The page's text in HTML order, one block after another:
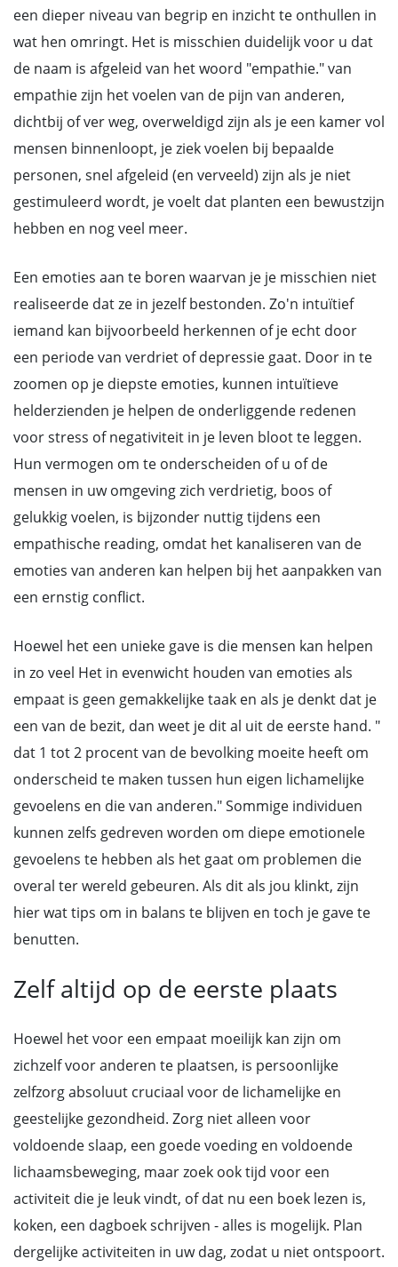
een dieper niveau van begrip en inzicht te onthullen in
wat hen omringt. Het is misschien duidelijk voor u dat
de naam is afgeleid van het woord "empathie." van
empathie zijn het voelen van de pijn van anderen,
dichtbij of ver weg, overweldigd zijn als je een kamer vol
mensen binnenloopt, je ziek voelen bij bepaalde
personen, snel afgeleid (en verveeld) zijn als je niet
gestimuleerd wordt, je voelt dat planten een bewustzijn
hebben en nog veel meer.
Een emoties aan te boren waarvan je je misschien niet
realiseerde dat ze in jezelf bestonden. Zo'n intuïtief
iemand kan bijvoorbeeld herkennen of je echt door
een periode van verdriet of depressie gaat. Door in te
zoomen op je diepste emoties, kunnen intuïtieve
helderzienden je helpen de onderliggende redenen
voor stress of negativiteit in je leven bloot te leggen.
Hun vermogen om te onderscheiden of u of de
mensen in uw omgeving zich verdrietig, boos of
gelukkig voelen, is bijzonder nuttig tijdens een
empathische reading, omdat het kanaliseren van de
emoties van anderen kan helpen bij het aanpakken van
een ernstig conflict.
Hoewel het een unieke gave is die mensen kan helpen
in zo veel Het in evenwicht houden van emoties als
empaat is geen gemakkelijke taak en als je denkt dat je
een van de bezit, dan weet je dit al uit de eerste hand. "
dat 1 tot 2 procent van de bevolking moeite heeft om
onderscheid te maken tussen hun eigen lichamelijke
gevoelens en die van anderen." Sommige individuen
kunnen zelfs gedreven worden om diepe emotionele
gevoelens te hebben als het gaat om problemen die
overal ter wereld gebeuren. Als dit als jou klinkt, zijn
hier wat tips om in balans te blijven en toch je gave te
benutten.
Zelf altijd op de eerste plaats
Hoewel het voor een empaat moeilijk kan zijn om
zichzelf voor anderen te plaatsen, is persoonlijke
zelfzorg absoluut cruciaal voor de lichamelijke en
geestelijke gezondheid. Zorg niet alleen voor
voldoende slaap, een goede voeding en voldoende
lichaamsbeweging, maar zoek ook tijd voor een
activiteit die je leuk vindt, of dat nu een boek lezen is,
koken, een dagboek schrijven - alles is mogelijk. Plan
dergelijke activiteiten in uw dag, zodat u niet ontspoort.